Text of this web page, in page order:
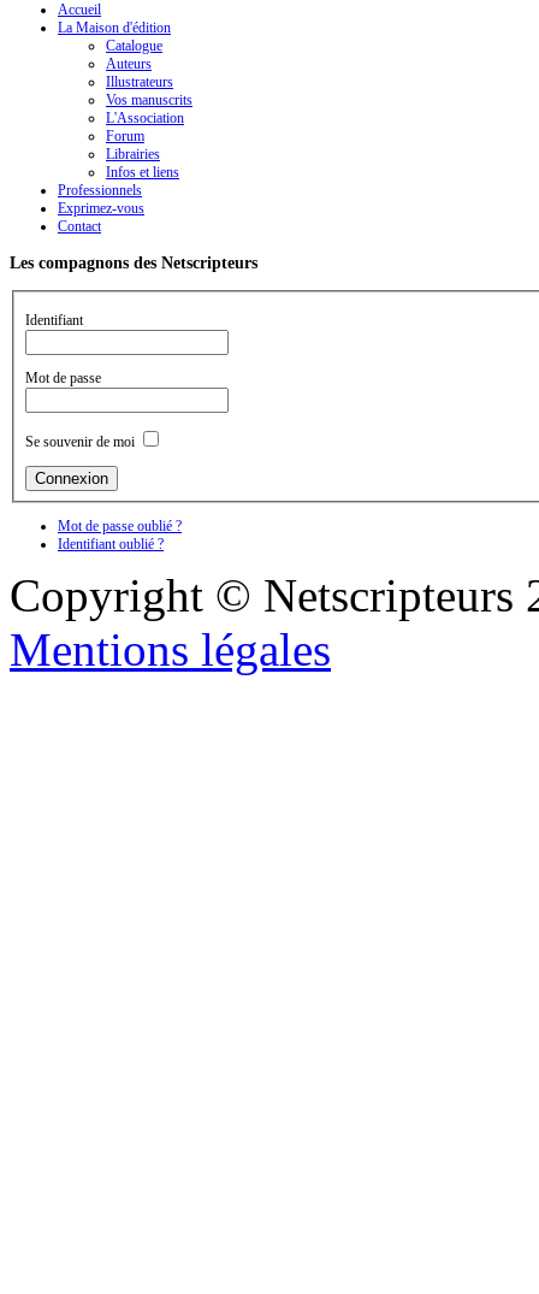
Accueil
La Maison d'édition
Catalogue
Auteurs
Illustrateurs
Vos manuscrits
L'Association
Forum
Librairies
Infos et liens
Professionnels
Exprimez-vous
Contact
Les compagnons des Netscripteurs
Identifiant
Mot de passe
Se souvenir de moi
Mot de passe oublié ?
Identifiant oublié ?
Copyright © Netscripteurs
Mentions légales